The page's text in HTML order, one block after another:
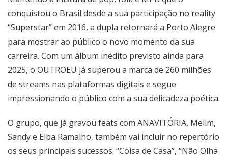
conquistou o Brasil desde a sua participação no reality
“Superstar” em 2016, a dupla retornará a Porto Alegre
para mostrar ao público o novo momento da sua
carreira. Com um álbum inédito previsto ainda para
2025, o OUTROEU já superou a marca de 260 milhões
de streams nas plataformas digitais e segue
impressionando o público com a sua delicadeza poética.
O grupo, que já gravou feats com ANAVITÓRIA, Melim,
Sandy e Elba Ramalho, também vai incluir no repertório
os seus principais sucessos. “Coisa de Casa”, “Não Olha